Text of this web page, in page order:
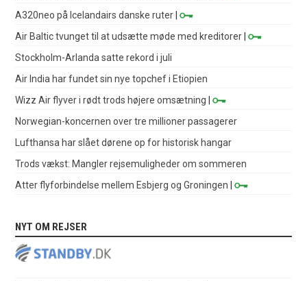
A320neo på Icelandairs danske ruter |
Air Baltic tvunget til at udsætte møde med kreditorer |
Stockholm-Arlanda satte rekord i juli
Air India har fundet sin nye topchef i Etiopien
Wizz Air flyver i rødt trods højere omsætning |
Norwegian-koncernen over tre millioner passagerer
Lufthansa har slået dørene op for historisk hangar
Trods vækst: Mangler rejsemuligheder om sommeren
Atter flyforbindelse mellem Esbjerg og Groningen |
NYT OM REJSER